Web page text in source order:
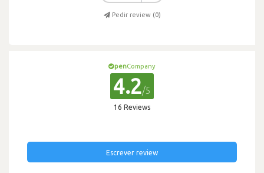
Pedir review (0)
penCompany
4.2/5
16 Reviews
Escrever review